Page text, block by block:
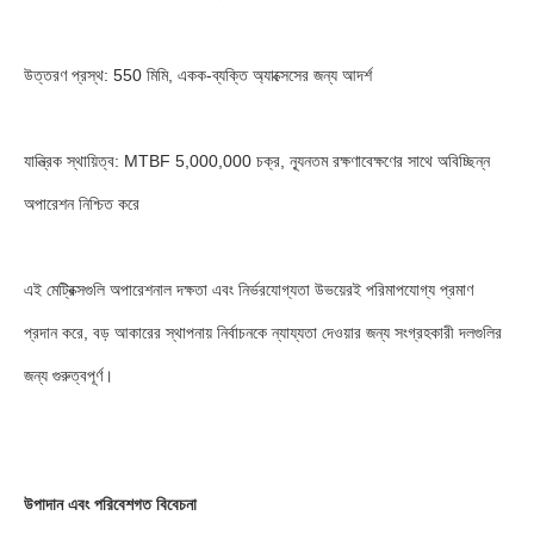
উত্তরণ প্রস্থ: 550 মিমি, একক-ব্যক্তি অ্যাক্সেসের জন্য আদর্শ
যান্ত্রিক স্থায়িত্ব: MTBF 5,000,000 চক্র, ন্যূনতম রক্ষণাবেক্ষণের সাথে অবিচ্ছিন্ন
অপারেশন নিশ্চিত করে
এই মেট্রিক্সগুলি অপারেশনাল দক্ষতা এবং নির্ভরযোগ্যতা উভয়েরই পরিমাপযোগ্য প্রমাণ
প্রদান করে, বড় আকারের স্থাপনায় নির্বাচনকে ন্যায্যতা দেওয়ার জন্য সংগ্রহকারী দলগুলির
জন্য গুরুত্বপূর্ণ।
উপাদান এবং পরিবেশগত বিবেচনা